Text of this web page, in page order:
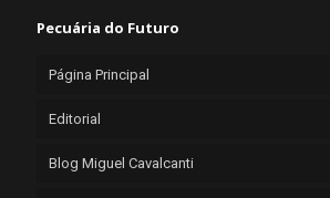
Pecuária do Futuro
Página Principal
Editorial
Blog Miguel Cavalcanti